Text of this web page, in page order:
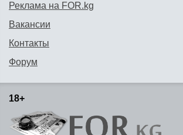
Реклама на FOR.kg
Вакансии
Контакты
Форум
18+